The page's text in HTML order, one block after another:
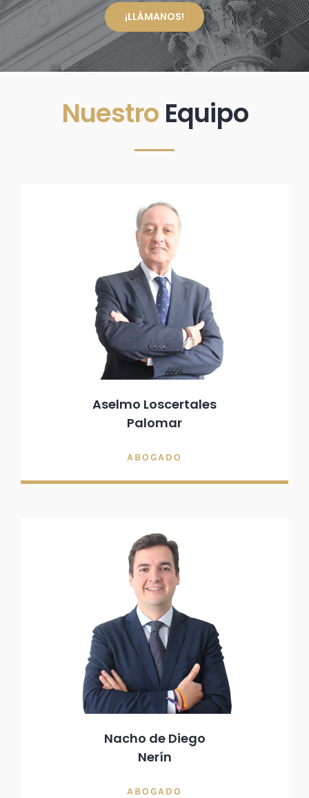
¡LLÁMANOS!
NuestroEquipo
Aselmo Loscertales
Palomar
ABOGADO
Nacho de Diego
Nerín
ABOGADO